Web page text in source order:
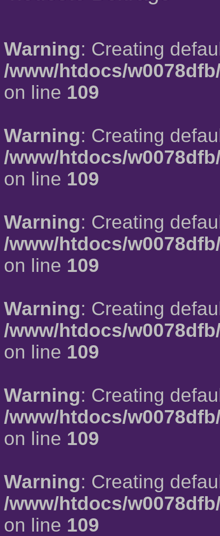
Warning: Creating
/www/htdocs/
on line 109
Warning: Creating
/www/htdocs/
on line 109
Warning: Creating
/www/htdocs/
on line 109
Warning: Creating
/www/htdocs/
on line 109
Warning: Creating
/www/htdocs/
on line 109
Warning: Creating
/www/htdocs/
on line 109